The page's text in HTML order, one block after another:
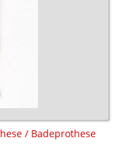
/ Badeprothese